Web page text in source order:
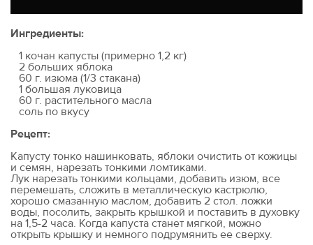
Ингредиенты:
1 кочан капусты (примерно 1,2 кг)
2 больших яблока
60 г. изюма (1/3 стакана)
1 большая луковица
60 г. растительного масла
соль по вкусу
Рецепт:
Капусту тонко нашинковать, яблоки очистить от кожицы
и семян, нарезать тонкими ломтиками.
Лук нарезать тонкими кольцами, добавить изюм, все
перемешать, сложить в металлическую кастрюлю,
хорошо смазанную маслом, добавить 2 стол. ложки
воды, посолить, закрыть крышкой и поставить в духовку
на 1,5-2 часа. Когда капуста станет мягкой, можно
открыть крышку и немного подрумянить ее сверху.